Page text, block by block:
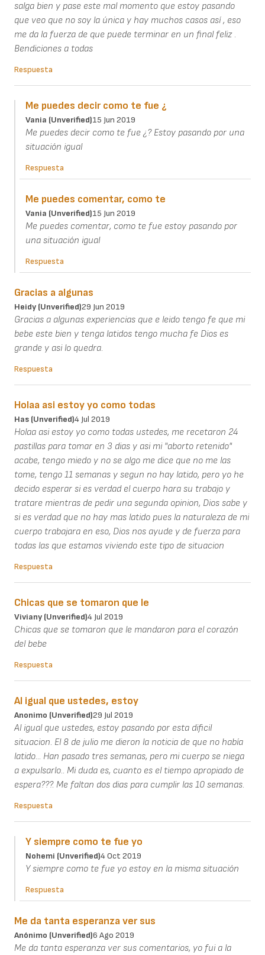
salga bien y pase este mal momento que estoy pasando
que veo que no soy la única y hay muchos casos así , eso
me da la fuerza de que puede terminar en un final feliz .
Bendiciones a todas
Respuesta
Me puedes decir como te fue ¿
Vania (unverified)15 Jun 2019
Me puedes decir como te fue ¿? Estoy pasando por una
situación igual
Respuesta
Me puedes comentar, como te
Vania (unverified)15 Jun 2019
Me puedes comentar, como te fue estoy pasando por
una situación igual
Respuesta
Gracias a algunas
Heidy (unverified)29 Jun 2019
Gracias a algunas experiencias que e leido tengo fe que mi
bebe este bien y tenga latidos tengo mucha fe Dios es
grande y asi lo quedra.
Respuesta
Holaa asi estoy yo como todas
Has (unverified)4 Jul 2019
Holaa asi estoy yo como todas ustedes, me recetaron 24
pastillas para tomar en 3 dias y asi mi "aborto retenido"
acabe, tengo miedo y no se algo me dice que no me las
tome, tengo 11 semanas y segun no hay latido, pero yo he
decido esperar si es verdad el cuerpo hara su trabajo y
tratare mientras de pedir una segunda opinion, Dios sabe y
si es verdad que no hay mas latido pues la naturaleza de mi
cuerpo trabajara en eso, Dios nos ayude y de fuerza para
todas las que estamos viviendo este tipo de situacion
Respuesta
Chicas que se tomaron que le
Viviany (unverified)4 Jul 2019
Chicas que se tomaron que le mandaron para el corazón
del bebe
Respuesta
Al igual que ustedes, estoy
Anonimo (unverified)29 Jul 2019
Al igual que ustedes, estoy pasando por esta dificil
situacion. El 8 de julio me dieron la noticia de que no había
latido... Han pasado tres semanas, pero mi cuerpo se niega
a expulsarlo.. Mi duda es, cuanto es el tiempo apropiado de
espera???. Me faltan dos dias para cumplir las 10 semanas.
Respuesta
Y siempre como te fue yo
Nohemi (unverified)4 Oct 2019
Y siempre como te fue yo estoy en la misma situación
Respuesta
Me da tanta esperanza ver sus
Anónimo (unverified)6 Ago 2019
Me da tanta esperanza ver sus comentarios, yo fui a la